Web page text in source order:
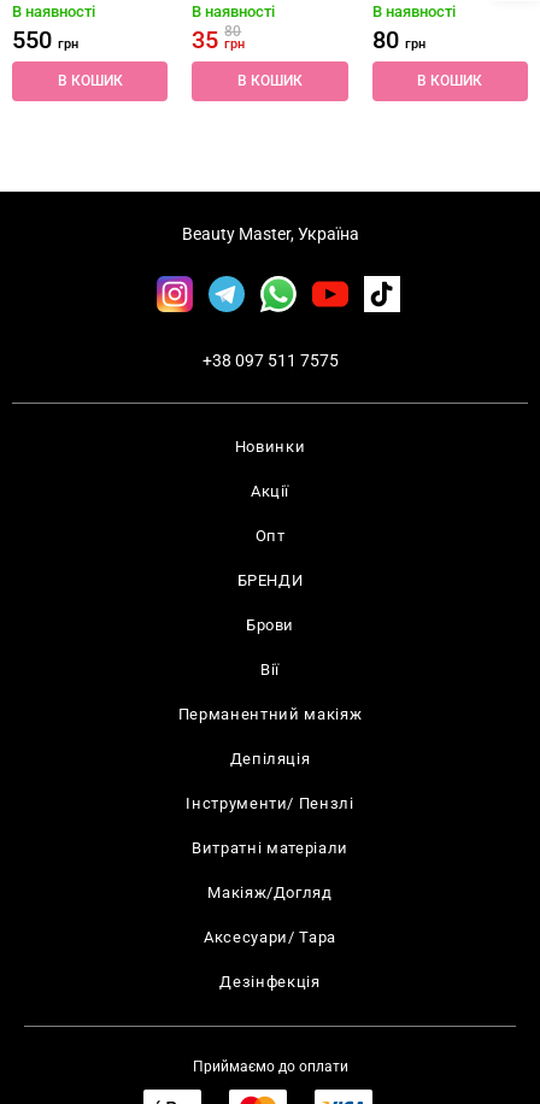
В наявності
550 грн
В КОШИК
В наявності
3580
грн
В КОШИК
В наявності
80 грн
В КОШИК
Новинки
Акції
Опт
БРЕНДИ
Брови
Вії
Перманентний макіяж
Депіляція
Інструменти/ Пензлі
Витратні матеріали
Макіяж/Догляд
Аксесуари/ Тара
Дезінфекція
Beauty Master, Україна
+38 097 511 7575
Приймаємо до оплати